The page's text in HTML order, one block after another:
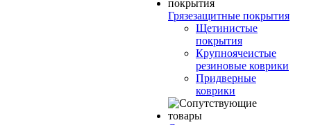
Грязезащитные покрытия
Щетинистые
покрытия
Крупноячеистые
резиновые коврики
Придверные
коврики